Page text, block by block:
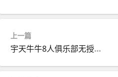
上一篇
宇天牛牛8人俱乐部无授权版+GM后台+搭建教程+安卓苹果端